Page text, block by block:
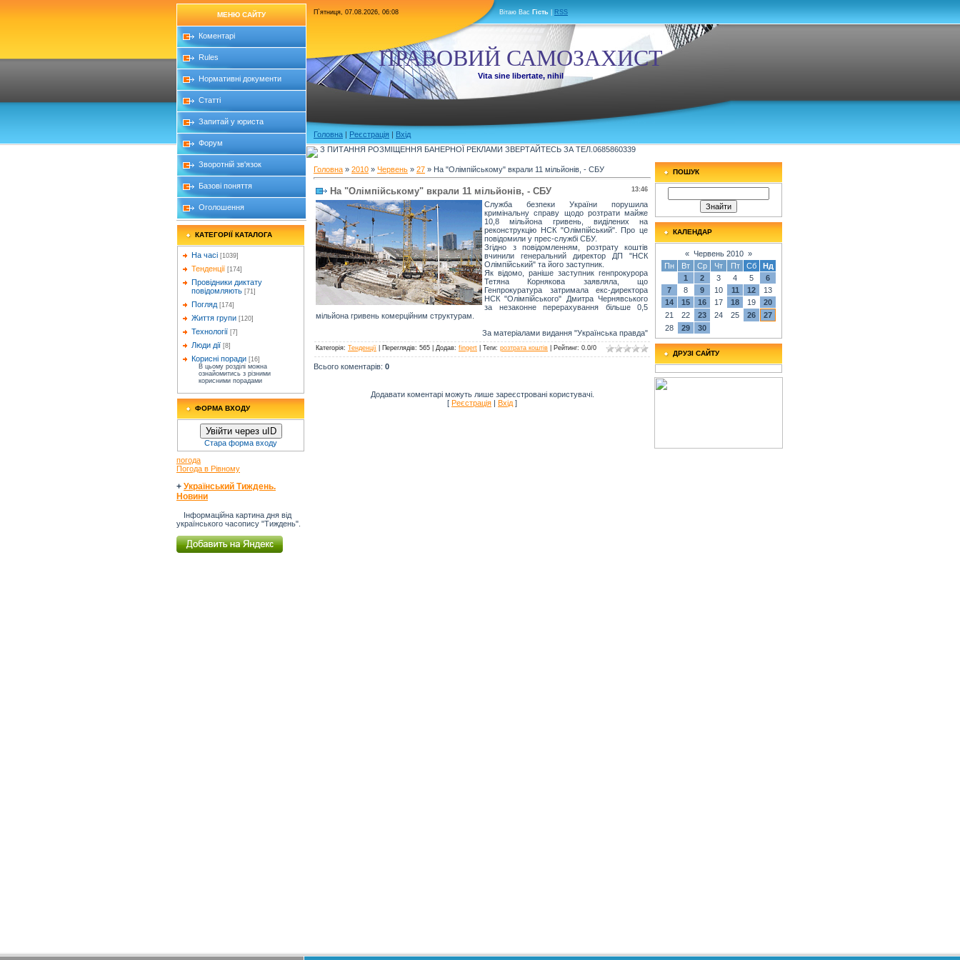
МЕНЮ САЙТУ
Коментарі
Rules
Нормативні документи
Статті
Запитай у юриста
Форум
Зворотній зв'язок
Базові поняття
Оголошення
КАТЕГОРІЇ КАТАЛОГА
На часі [1039]
Тенденції [174]
Провідники диктату
повідомляють [71]
Погляд [174]
Життя групи [120]
Технології [7]
Люди дії [8]
Корисні поради [16]
В цьому розділі можна
ознайомитись з різними
корисними порадами
ФОРМА ВХОДУ
Увійти через uID
Стара форма входу
погода
Погода в Рівному
+ Український Тиждень.
Новини
Інформаційна картина дня від
українського часопису "Тиждень".
П`ятниця, 07.08.2026, 06:08 Вітаю Вас Гість RSS
ПРАВОВИЙ САМОЗАХИСТ
Vita sine libertate, nihil
Головна | Реєстрація | Вхід
З ПИТАННЯ РОЗМІЩЕННЯ БАНЕРНОЇ РЕКЛАМИ ЗВЕРТАЙТЕСЬ ЗА ТЕЛ.0685860339
Головна » 2010 » Червень » 27 » На "Олімпійському" вкрали 11 мільйонів, - СБУ
13:46
На "Олімпійському" вкрали 11 мільйонів, - СБУ
Служба безпеки України порушила
кримінальну справу щодо розтрати майже
10,8 мільйона гривень, виділених на
реконструкцію НСК "Олімпійський". Про це
повідомили у прес-службі СБУ.
Згідно з повідомленням, розтрату коштів
вчинили генеральний директор ДП "НСК
Олімпійський" та його заступник.
Як відомо, раніше заступник генпрокурора
Тетяна Корнякова заявляла, що
Генпрокуратура затримала екс-директора
НСК "Олімпійського" Дмитра Чернявського
за незаконне перерахування більше 0,5
мільйона гривень комерційним структурам.
За матеріалами видання "Українська правда"
Категорія: Тенденції Переглядів: 565 | Додав: fingert Теги: розтрата коштів Рейтинг: 0.0/0
Всього коментарів: 0
Додавати коментарі можуть лише зареєстровані користувачі.
[ Реєстрація | Вхід ]
ПОШУК
КАЛЕНДАР
« Червень 2010 »
Пн
Вт Ср Чт Пт Сб
Нд
1
2 3 4 5
6
7
8 9 10 11 12
13
14
15 16 17 18 19
20
21
22 23 24 25 26
27
28
29 30
ДРУЗІ САЙТУ